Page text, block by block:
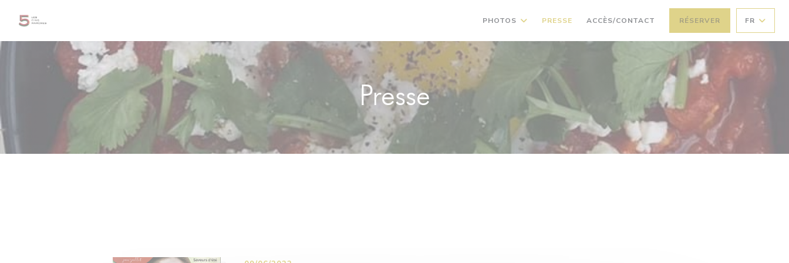
PHOTOS PRESSE ACCÈS/CONTACT RÉSERVER FR
Presse